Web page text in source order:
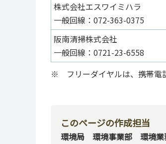
株式会社エスワイミハラ
一般回線：072-363-0375
阪南清掃株式会社
一般回線：0721-23-6558
※ フリーダイヤルは、携帯電
このページの作成担当
環境局 環境事業部 環境業